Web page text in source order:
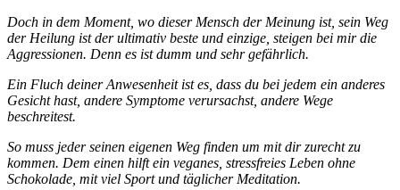
Doch in dem Moment, wo dieser Mensch der Meinung ist, sein Weg
der Heilung ist der ultimativ beste und einzige, steigen bei mir die
Aggressionen. Denn es ist dumm und sehr gefährlich.
Ein Fluch deiner Anwesenheit ist es, dass du bei jedem ein anderes
Gesicht hast, andere Symptome verursachst, andere Wege
beschreitest.
So muss jeder seinen eigenen Weg finden um mit dir zurecht zu
kommen. Dem einen hilft ein veganes, stressfreies Leben ohne
Schokolade, mit viel Sport und täglicher Meditation.